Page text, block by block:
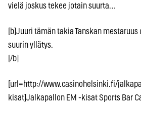
vielä joskus tekee jotain suurta…
[b]Juuri tämän takia Tanskan
suurin yllätys.
[/b]
[url=http://www.casinohelsinki.fi/
kisat]Jalkapallon EM -kisat Sports Bar